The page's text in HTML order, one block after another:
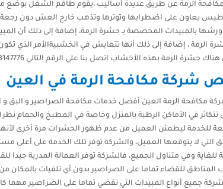
الرمة عن طريق عديدة أساليب ،يقوم طاقم الشغل بوضع
يعاون على اضطرابها وتوترها وتذهب خارج العش دون رجعة
ورشها بالمبيدات المخصصة بـ حشرة الرمة، إضافة إلى ذلك أن
الرمة ، إضافة إلى ذلك أنها تتعايش في الخشبيةالأمر الذي
حشرة الرمة بهذه الأخشاب اتصل بنا علي الرقم التالي 0543147776
شركة مكافحة الرمة في العين
مكافحة الرمة العين أفضل خدمات مكافحة الصراصير و البق و
تتكاثر في الأماكن الرطبة بالمنزل وخاصة في المطبخ والحمام
للخدمة ليطمئن العميل من عدم ظهور الحشرات مرة أخرى
التي لا يتوقعها العميل، والشركة توفر تلك الخدمة على أعلى
وفي متناول الجميع، فالشركة توفر العمالة المدربة جيدا
للقضاء تماما على الصراصير بدون أي تلفيات بالمكان من
جميع أنواع المبيدات التي تقضي تماما على الصراصير مهما